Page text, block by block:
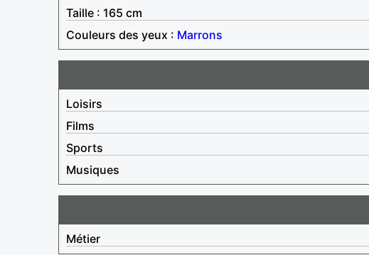
Taille : 165 cm
Couleurs des yeux : Marrons
Loisirs
Films
Sports
Musiques
Métier